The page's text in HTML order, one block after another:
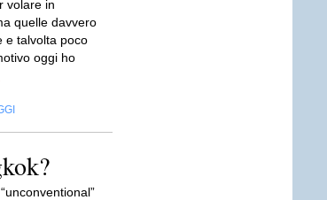
volare in
quelle davvero
e talvolta poco
oggi ho